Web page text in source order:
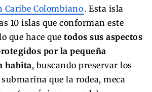
Caribe Colombiano. Esta isla
10 islas que conforman este
que hace que todos sus aspectos
por la pequeña
habita, buscando preservar los
que la rodea, meca